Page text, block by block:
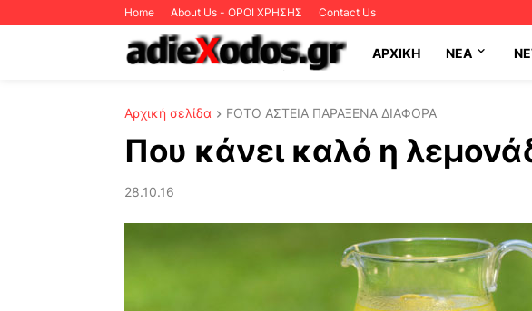
Home About Us - ΟΡΟΙ ΧΡΗΣΗΣ Contact Us
ΑΡΧΙΚΗ NEA
Αρχική σελίδα FOTO ΑΣΤΕΙΑ ΠΑΡΑΞΕΝΑ ΔΙΑΦΟΡΑ
Που κάνει καλό η
28.10.16